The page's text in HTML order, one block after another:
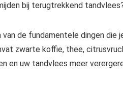
bij terugtrekkend
van de fundamentele dingen die
zwarte koffie, thee,
en uw tandvlees meer